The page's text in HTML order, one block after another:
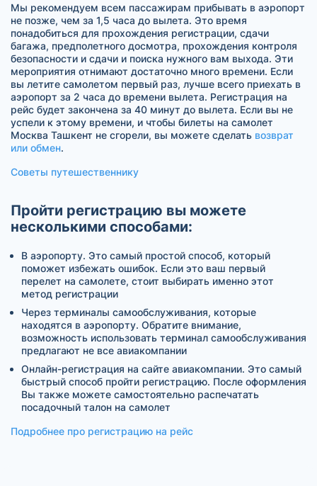
Мы рекомендуем всем пассажирам прибывать в аэропорт
не позже, чем за 1,5 часа до вылета. Это время
понадобиться для прохождения регистрации, сдачи
багажа, предполетного досмотра, прохождения контроля
безопасности и сдачи и поиска нужного вам выхода. Эти
мероприятия отнимают достаточно много времени. Если
вы летите самолетом первый раз, лучше всего приехать в
аэропорт за 2 часа до времени вылета. Регистрация на
рейс будет закончена за 40 минут до вылета. Если вы не
успели к этому времени, и чтобы билеты на самолет
Москва Ташкент не сгорели, вы можете сделать возврат
или обмен.
Советы путешественнику
Пройти регистрацию вы можете
несколькими способами:
В аэропорту. Это самый простой способ, который
поможет избежать ошибок. Если это ваш первый
перелет на самолете, стоит выбирать именно этот
метод регистрации
Через терминалы самообслуживания, которые
находятся в аэропорту. Обратите внимание,
возможность использовать терминал самообслуживания
предлагают не все авиакомпании
Онлайн-регистрация на сайте авиакомпании. Это самый
быстрый способ пройти регистрацию. После оформления
Вы также можете самостоятельно распечатать
посадочный талон на самолет
Подробнее про регистрацию на рейс